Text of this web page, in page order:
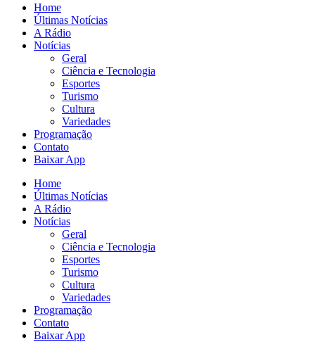
Home
Últimas Notícias
A Rádio
Notícias
Geral
Ciência e Tecnologia
Esportes
Turismo
Cultura
Variedades
Programação
Contato
Baixar App
Home
Últimas Notícias
A Rádio
Notícias
Geral
Ciência e Tecnologia
Esportes
Turismo
Cultura
Variedades
Programação
Contato
Baixar App